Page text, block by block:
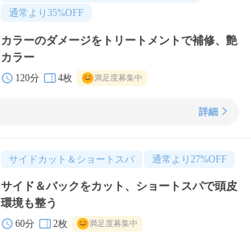
通常より 35%OFF
カラーのダメージをトリートメントで補修、艶
カラー
120分 4枚 満足度募集中
詳細
サイドカット＆ショートスパ 通常より 27%OFF
サイド＆バックをカット、ショートスパで頭皮
環境も整う
60分 2枚 満足度募集中